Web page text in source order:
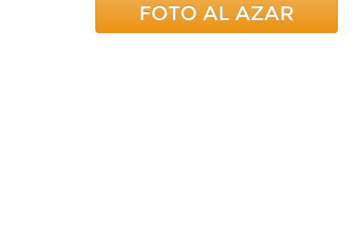
FOTO AL AZAR